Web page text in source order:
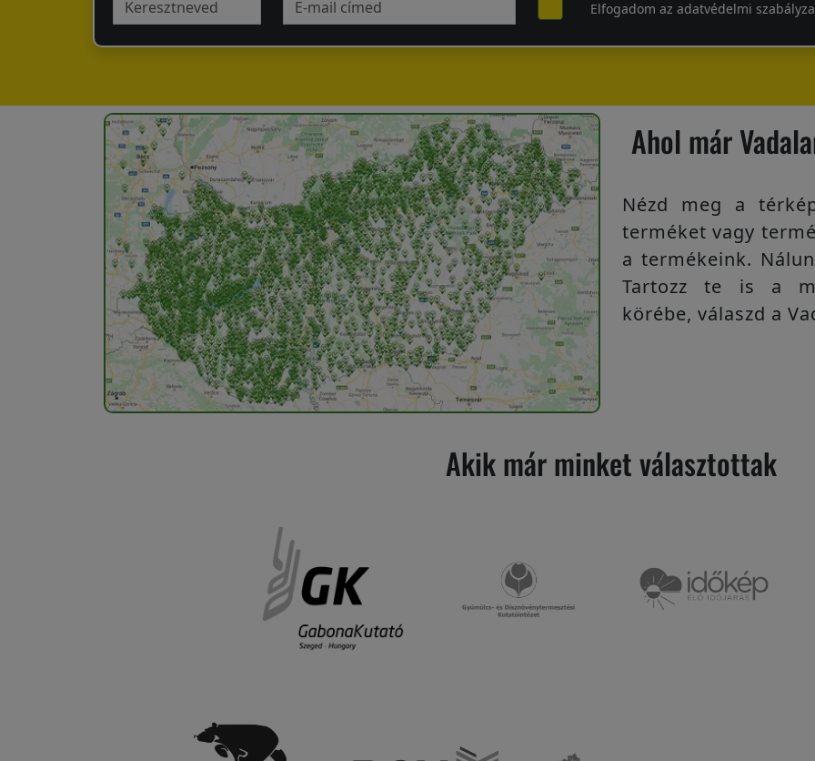
Elfogadom az adatvédelmi
Ahol már
Nézd meg a
terméket vagy
a termékeink.
Tartozz te is a
körébe, válaszd a
Akik már minket választottak